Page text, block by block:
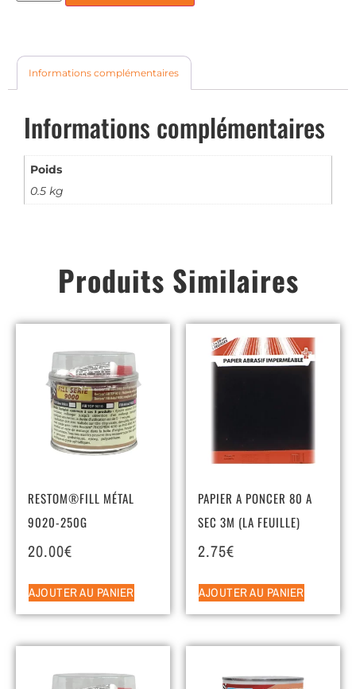
Informations complémentaires
Informations complémentaires
Poids
0.5 kg
Produits Similaires
RESTOM®FILL MÉTAL
9020-250G
20.00€
AJOUTER AU PANIER
PAPIER A PONCER 80 A
SEC 3M (LA FEUILLE)
2.75€
AJOUTER AU PANIER